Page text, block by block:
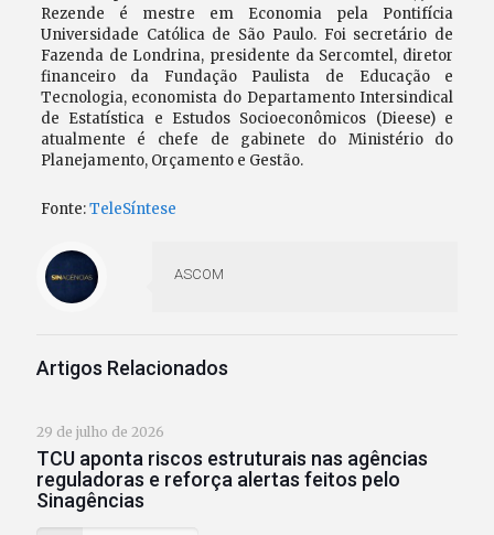
Rezende é mestre em Economia pela Pontifícia
Universidade Católica de São Paulo. Foi secretário de
Fazenda de Londrina, presidente da Sercomtel, diretor
financeiro da Fundação Paulista de Educação e
Tecnologia, economista do Departamento Intersindical
de Estatística e Estudos Socioeconômicos (Dieese) e
atualmente é chefe de gabinete do Ministério do
Planejamento, Orçamento e Gestão.
Fonte:TeleSíntese
ASCOM
Artigos Relacionados
29 de julho de 2026
TCU aponta riscos estruturais nas agências
reguladoras e reforça alertas feitos pelo
Sinagências